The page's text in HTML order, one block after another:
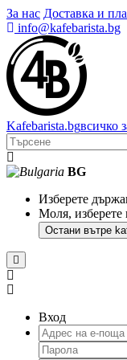
За нас Доставка и
info@kafebarista.bg
Kafebarista.bgвсичко
BG
Изберете
Моля, изберете
Остани вътре
Вход